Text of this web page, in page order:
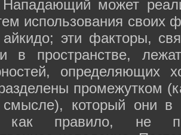
Нападающий может
использования своих
айкидо; эти факторы,
в пространстве,
определяющих
промежутком
который они в
как правило, не